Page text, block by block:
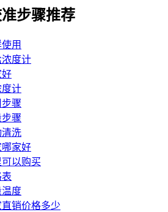
步骤推荐
用
度计
好
度计
骤
骤
清洗
家好
以购买
温度
销价格多少